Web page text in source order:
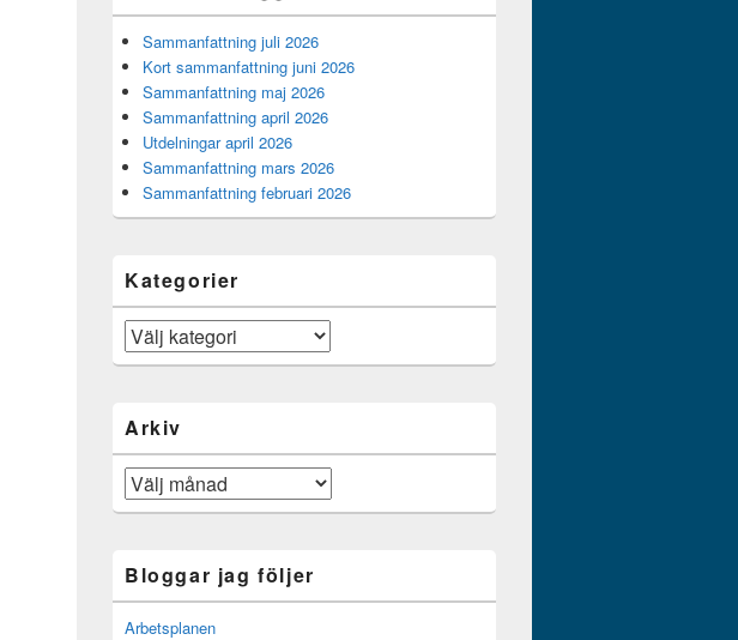
Sammanfattning juli 2026
Kort sammanfattning juni 2026
Sammanfattning maj 2026
Sammanfattning april 2026
Utdelningar april 2026
Sammanfattning mars 2026
Sammanfattning februari 2026
Kategorier
Kategorier
Arkiv
Arkiv
Bloggar jag följer
Arbetsplanen